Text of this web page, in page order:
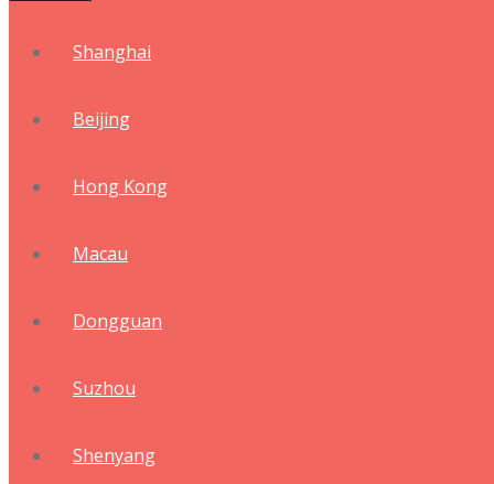
Shanghai
Beijing
Hong Kong
Macau
Dongguan
Suzhou
Shenyang